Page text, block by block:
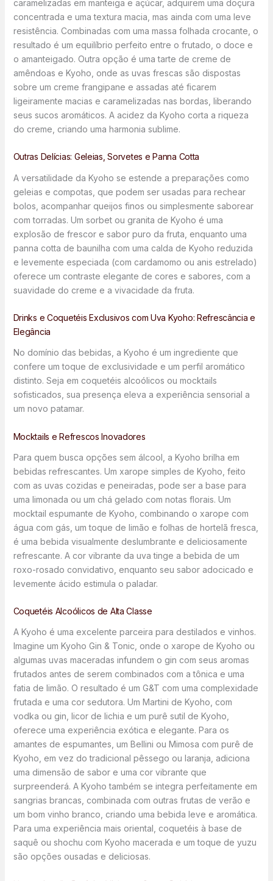
caramelizadas em manteiga e açúcar, adquirem uma doçura
concentrada e uma textura macia, mas ainda com uma leve
resistência. Combinadas com uma massa folhada crocante, o
resultado é um equilíbrio perfeito entre o frutado, o doce e
o amanteigado. Outra opção é uma tarte de creme de
amêndoas e Kyoho, onde as uvas frescas são dispostas
sobre um creme frangipane e assadas até ficarem
ligeiramente macias e caramelizadas nas bordas, liberando
seus sucos aromáticos. A acidez da Kyoho corta a riqueza
do creme, criando uma harmonia sublime.
Outras Delícias: Geleias, Sorvetes e Panna Cotta
A versatilidade da Kyoho se estende a preparações como
geleias e compotas, que podem ser usadas para rechear
bolos, acompanhar queijos finos ou simplesmente saborear
com torradas. Um sorbet ou granita de Kyoho é uma
explosão de frescor e sabor puro da fruta, enquanto uma
panna cotta de baunilha com uma calda de Kyoho reduzida
e levemente especiada (com cardamomo ou anis estrelado)
oferece um contraste elegante de cores e sabores, com a
suavidade do creme e a vivacidade da fruta.
Drinks e Coquetéis Exclusivos com Uva Kyoho: Refrescância e
Elegância
No domínio das bebidas, a Kyoho é um ingrediente que
confere um toque de exclusividade e um perfil aromático
distinto. Seja em coquetéis alcoólicos ou mocktails
sofisticados, sua presença eleva a experiência sensorial a
um novo patamar.
Mocktails e Refrescos Inovadores
Para quem busca opções sem álcool, a Kyoho brilha em
bebidas refrescantes. Um xarope simples de Kyoho, feito
com as uvas cozidas e peneiradas, pode ser a base para
uma limonada ou um chá gelado com notas florais. Um
mocktail espumante de Kyoho, combinando o xarope com
água com gás, um toque de limão e folhas de hortelã fresca,
é uma bebida visualmente deslumbrante e deliciosamente
refrescante. A cor vibrante da uva tinge a bebida de um
roxo-rosado convidativo, enquanto seu sabor adocicado e
levemente ácido estimula o paladar.
Coquetéis Alcoólicos de Alta Classe
A Kyoho é uma excelente parceira para destilados e vinhos.
Imagine um Kyoho Gin & Tonic, onde o xarope de Kyoho ou
algumas uvas maceradas infundem o gin com seus aromas
frutados antes de serem combinados com a tônica e uma
fatia de limão. O resultado é um G&T com uma complexidade
frutada e uma cor sedutora. Um Martini de Kyoho, com
vodka ou gin, licor de lichia e um purê sutil de Kyoho,
oferece uma experiência exótica e elegante. Para os
amantes de espumantes, um Bellini ou Mimosa com purê de
Kyoho, em vez do tradicional pêssego ou laranja, adiciona
uma dimensão de sabor e uma cor vibrante que
surpreenderá. A Kyoho também se integra perfeitamente em
sangrias brancas, combinada com outras frutas de verão e
um bom vinho branco, criando uma bebida leve e aromática.
Para uma experiência mais oriental, coquetéis à base de
saquê ou shochu com Kyoho macerada e um toque de yuzu
são opções ousadas e deliciosas.